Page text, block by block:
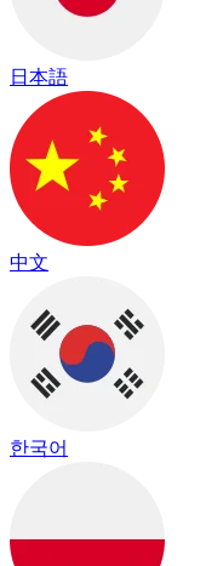
日本語
中文
한국어